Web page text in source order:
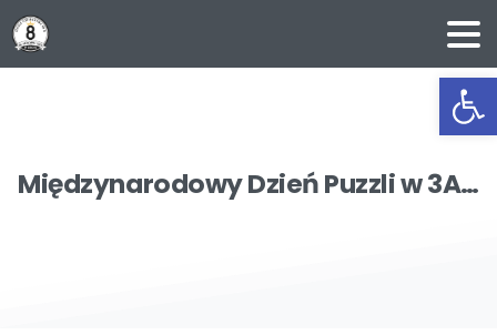
MiędzynarodowyDzieńPuzzliw3A…